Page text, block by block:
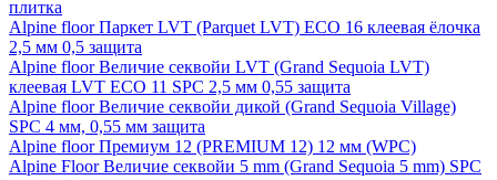
плитка
Alpine floor Паркет LVT (Parquet LVT) ECO 16 клеевая ёлочка
2,5 мм 0,5 защита
Alpine floor Величие секвойи LVT (Grand Sequoia LVT)
клеевая LVT ECO 11 SPC 2,5 мм 0,55 защита
Alpine floor Величие секвойи дикой (Grand Sequoia Village)
SPC 4 мм, 0,55 мм защита
Alpine floor Премиум 12 (PREMIUM 12) 12 мм (WPC)
Alpine Floor Величие секвойи 5 mm (Grand Sequoia 5 mm) SPC